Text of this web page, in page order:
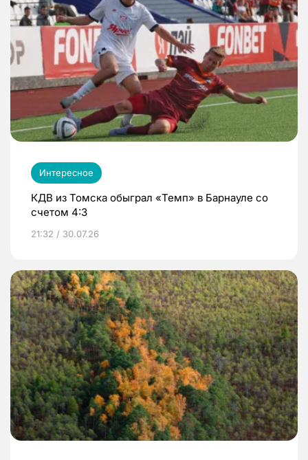
Интересное
КДВ из Томска обыграл «Темп» в Барнауле со
счетом 4:3
21:32 / 30.07.26